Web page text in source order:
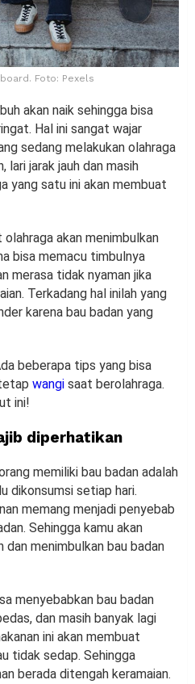
Foto: Pexels
akan naik sehingga bisa
Hal ini sangat wajar
sedang melakukan olahraga
jarak jauh dan masih
yang satu ini akan membuat
akan menimbulkan
bisa memacu timbulnya
merasa tidak nyaman jika
Terkadang hal inilah yang
karena bau badan yang
beberapa tips yang bisa
wangi saat berolahraga.
ini!
diperhatikan
memiliki bau badan adalah
dikonsumsi setiap hari.
memang menjadi penyebab
Sehingga kamu akan
menimbulkan bau badan
menyebabkan bau badan
dan masih banyak lagi
ini akan membuat
tidak sedap. Sehingga
berada ditengah keramaian.